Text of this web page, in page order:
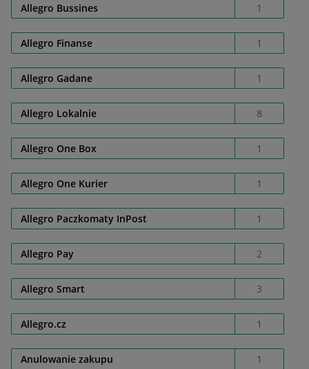
Allegro Bussines 1
Allegro Finanse 1
Allegro Gadane 1
Allegro Lokalnie 8
Allegro One Box 1
Allegro One Kurier 1
Allegro Paczkomaty InPost 1
Allegro Pay 2
Allegro Smart 3
Allegro.cz 1
Anulowanie zakupu 1